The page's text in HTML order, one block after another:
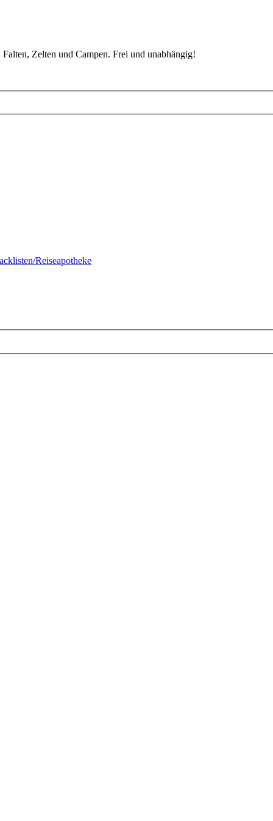
Zelten und Campen. Frei und unabhängig!
Reiseapotheke